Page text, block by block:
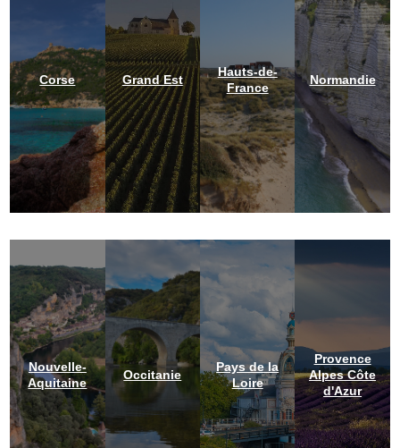
Corse Grand Est
Hauts-de-
France
Normandie
Nouvelle-
Aquitaine
Occitanie
Pays de la
Loire
Provence
Alpes Côte
d'Azur